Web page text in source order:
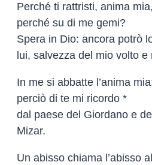
Perché ti rattristi, anima
perché su di me gemi?
Spera in Dio: ancora potrò
lui, salvezza del mio volto e
In me si abbatte l’anima
perciò di te mi ricordo *
dal paese del Giordano e
Mizar.
Un abisso chiama l’abisso